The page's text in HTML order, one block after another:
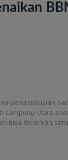
pendistibusian
Lampung Utara
bisa dicairkan